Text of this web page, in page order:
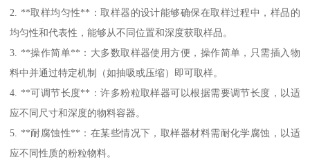
2. **取样均匀性**：取样器的设计能够确保在取样过程中，样品的
均匀性和代表性，能够从不同位置和深度获取样品。
3. **操作简单**：大多数取样器使用方便，操作简单，只需插入物
料中并通过特定机制（如抽吸或压缩）即可取样。
4. **可调节长度**：许多粉粒取样器可以根据需要调节长度，以适
应不同尺寸和深度的物料容器。
5. **耐腐蚀性**：在某些情况下，取样器材料需耐化学腐蚀，以适
应不同性质的粉粒物料。